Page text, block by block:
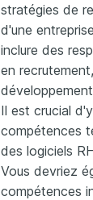
stratégies de
d'une
inclure des
en
Il est crucial
compétences
des logiciels
Vous devriez
compétences